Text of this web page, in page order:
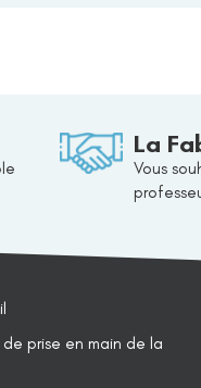
La
Vous
prise en main de la